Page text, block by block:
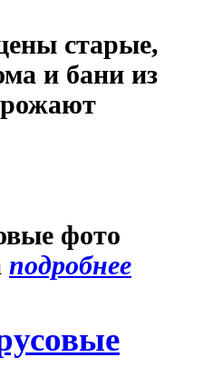
старые,
и бани из
фото
подробнее